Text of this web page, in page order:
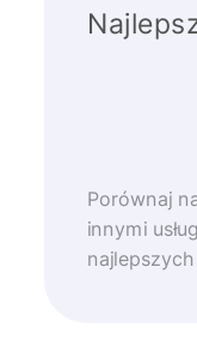
Porównaj
innymi